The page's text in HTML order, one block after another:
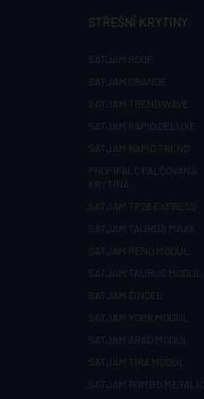
STŘEŠNÍ KRYTINY
SATJAM ROOF
SATJAM GRANDE
SATJAM TREND WAVE
SATJAM RAPID DELUXE
SATJAM RAPID TREND
PROFIFALC FALCOVANÁ
KRYTINA
SATJAM TP26 EXPRESS
SATJAM TAURUS MAXX
SATJAM RENO MODUL
SATJAM TAURUS MODUL
SATJAM ŠINDEL
SATJAM YORK MODUL
SATJAM ARAD MODUL
SATJAM TIRA MODUL
SATJAM ROMBO METALIC